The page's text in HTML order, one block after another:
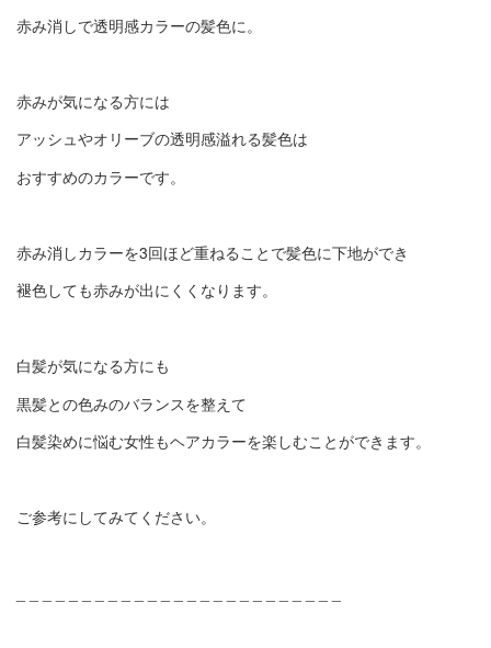
赤み消しで透明感カラーの髪色に。
赤みが気になる方には
アッシュやオリーブの透明感溢れる髪色は
おすすめのカラーです。
赤み消しカラーを3回ほど重ねることで髪色に下地ができ
褪色しても赤みが出にくくなります。
白髪が気になる方にも
黒髪との色みのバランスを整えて
白髪染めに悩む女性もヘアカラーを楽しむことができます。
ご参考にしてみてください。